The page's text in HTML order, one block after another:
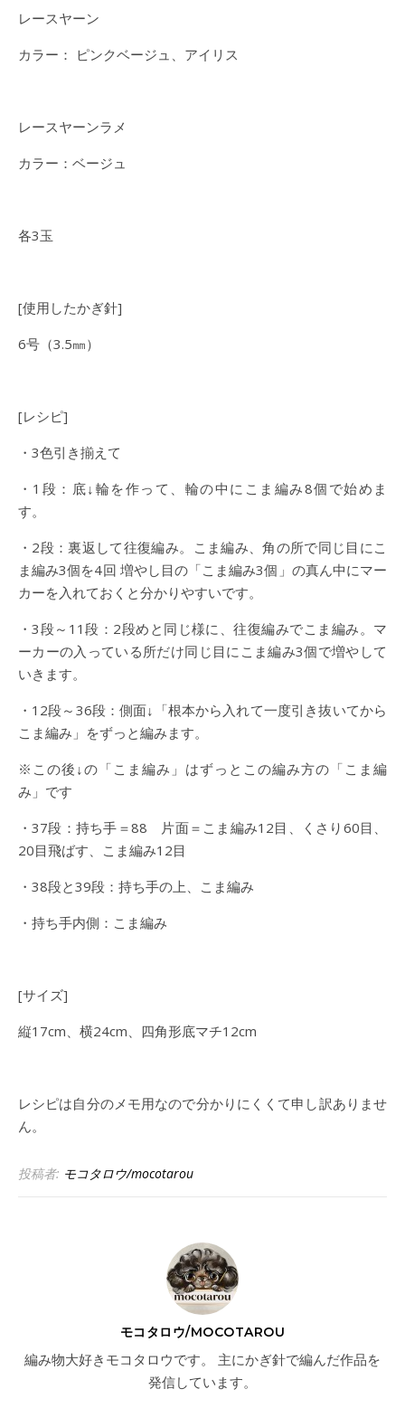
レースヤーン
カラー： ピンクベージュ、アイリス
レースヤーンラメ
カラー：ベージュ
各3玉
[使用したかぎ針]
6号（3.5㎜）
[レシピ]
・3色引き揃えて
・1段：底↓輪を作って、輪の中にこま編み8個で始めま
す。
・2段：裏返して往復編み。こま編み、角の所で同じ目にこ
ま編み3個を4回 増やし目の「こま編み3個」の真ん中にマー
カーを入れておくと分かりやすいです。
・3段～11段：2段めと同じ様に、往復編みでこま編み。マ
ーカーの入っている所だけ同じ目にこま編み3個で増やして
いきます。
・12段～36段：側面↓「根本から入れて一度引き抜いてから
こま編み」をずっと編みます。
※この後↓の「こま編み」はずっとこの編み方の「こま編
み」です
・37段：持ち手＝88 片面＝こま編み12目、くさり60目、
20目飛ばす、こま編み12目
・38段と39段：持ち手の上、こま編み
・持ち手内側：こま編み
[サイズ]
縦17cm、横24cm、四角形底マチ12cm
レシピは自分のメモ用なので分かりにくくて申し訳ありませ
ん。
投稿者: モコタロウ/mocotarou
モコタロウ/MOCOTAROU
編み物大好きモコタロウです。 主にかぎ針で編んだ作品を
発信しています。